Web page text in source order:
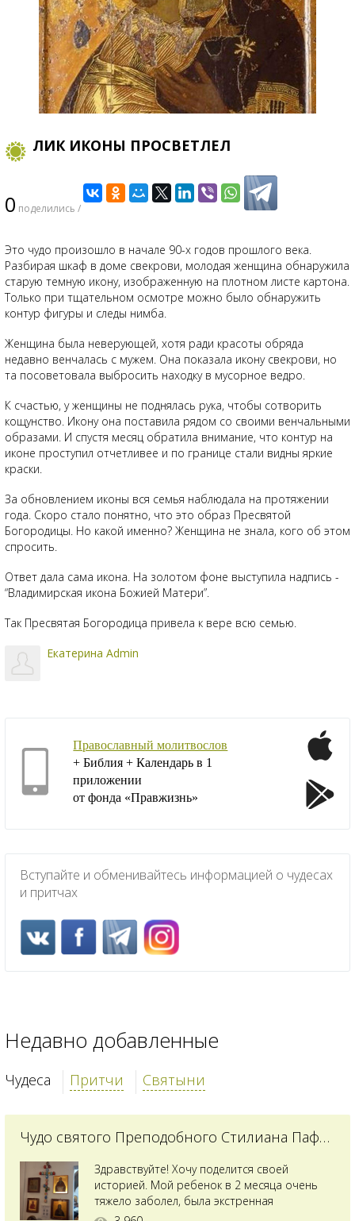
ЛИК ИКОНЫ ПРОСВЕТЛЕЛ
0 поделились /
Это чудо произошло в начале 90-х годов прошлого века.
Разбирая шкаф в доме свекрови, молодая женщина обнаружила
старую темную икону, изображенную на плотном листе картона.
Только при тщательном осмотре можно было обнаружить
контур фигуры и следы нимба.
Женщина была неверующей, хотя ради красоты обряда
недавно венчалась с мужем. Она показала икону свекрови, но
та посоветовала выбросить находку в мусорное ведро.
К счастью, у женщины не поднялась рука, чтобы сотворить
кощунство. Икону она поставила рядом со своими венчальными
образами. И спустя месяц обратила внимание, что контур на
иконе проступил отчетливее и по границе стали видны яркие
краски.
За обновлением иконы вся семья наблюдала на протяжении
года. Скоро стало понятно, что это образ Пресвятой
Богородицы. Но какой именно? Женщина не знала, кого об этом
спросить.
Ответ дала сама икона. На золотом фоне выступила надпись -
“Владимирская икона Божией Матери”.
Так Пресвятая Богородица привела к вере всю семью.
Екатерина Admin
Православный молитвослов
+ Библия + Календарь в 1
приложении
от фонда «Правжизнь»
Вступайте и обменивайтесь информацией о чудесах
и притчах
Недавно добавленные
Чудеса Притчи Святыни
Чудо святого Преподобного Стилиана Пафлагонского
Здравствуйте! Хочу поделится своей
историей. Мой ребенок в 2 месяца очень
тяжело заболел, была экстренная
сложнейшая операция, состояние после